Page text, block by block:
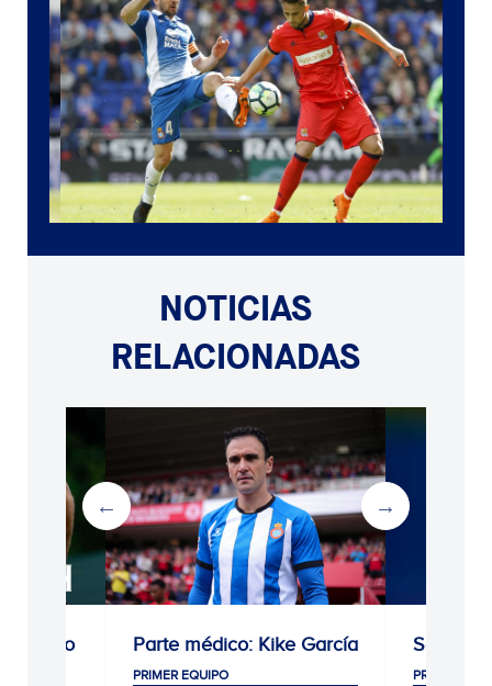
NOTICIAS
RELACIONADAS
Parte médico: Kike García Seguir mejorando